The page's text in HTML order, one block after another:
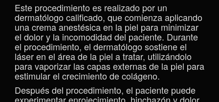
Este procedimiento es realizado por un
dermatólogo calificado, que comienza aplicando
una crema anestésica en la piel para minimizar
el dolor y la incomodidad del paciente. Durante
el procedimiento, el dermatólogo sostiene el
láser en el área de la piel a tratar, utilizándolo
para vaporizar las capas externas de la piel para
estimular el crecimiento de colágeno.
Después del procedimiento, el paciente puede